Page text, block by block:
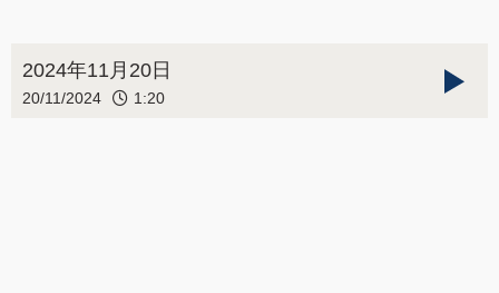
2024年11月20日
20/11/2024 1:20